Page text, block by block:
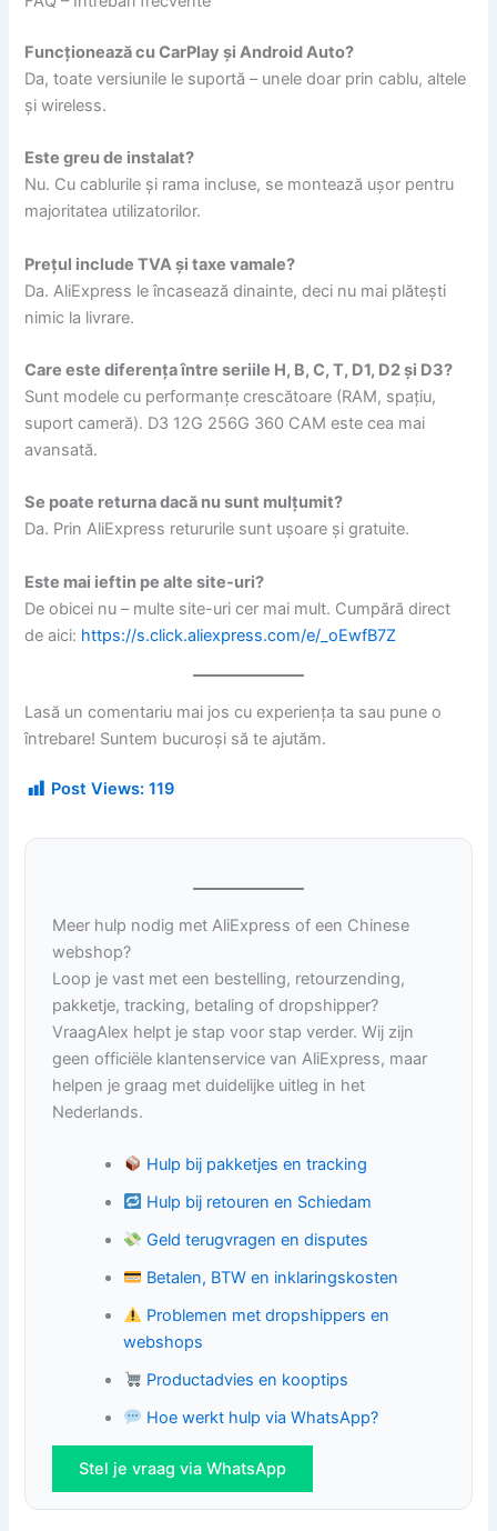
Funcționează cu CarPlay și Android Auto?
Da, toate versiunile le suportă – unele doar prin cablu, altele
și wireless.
Este greu de instalat?
Nu. Cu cablurile și rama incluse, se montează ușor pentru
majoritatea utilizatorilor.
Prețul include TVA și taxe vamale?
Da. AliExpress le încasează dinainte, deci nu mai plătești
nimic la livrare.
Care este diferența între seriile H, B, C, T, D1, D2 și D3?
Sunt modele cu performanțe crescătoare (RAM, spațiu,
suport cameră). D3 12G 256G 360 CAM este cea mai
avansată.
Se poate returna dacă nu sunt mulțumit?
Da. Prin AliExpress retururile sunt ușoare și gratuite.
Este mai ieftin pe alte site-uri?
De obicei nu – multe site-uri cer mai mult. Cumpără direct
de aici: https://s.click.aliexpress.com/e/_oEwfB7Z
Lasă un comentariu mai jos cu experiența ta sau pune o
întrebare! Suntem bucuroși să te ajutăm.
Post Views: 119
Meer hulp nodig met AliExpress of een Chinese
webshop?
Loop je vast met een bestelling, retourzending,
pakketje, tracking, betaling of dropshipper?
VraagAlex helpt je stap voor stap verder. Wij zijn
geen officiële klantenservice van AliExpress, maar
helpen je graag met duidelijke uitleg in het
Nederlands.
Hulp bij pakketjes en tracking
Hulp bij retouren en Schiedam
Geld terugvragen en disputes
Betalen, BTW en inklaringskosten
Problemen met dropshippers en
webshops
Productadvies en kooptips
Hoe werkt hulp via WhatsApp?
Stel je vraag via WhatsApp